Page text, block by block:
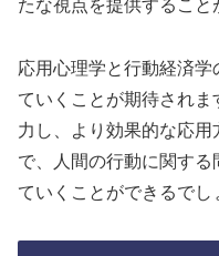
たな視点を提供すること
応用心理学と行動経済
ていくことが期待され
力し、より効果的な応
で、人間の行動に関す
ていくことができるでし